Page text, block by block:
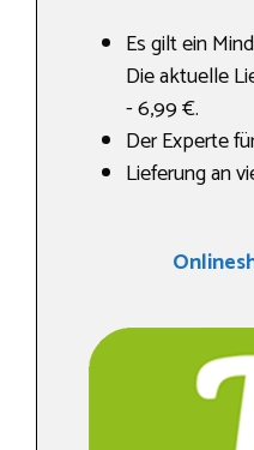
Es gilt ein
Die aktuelle
- 6,99 €.
Der Experte
Lieferung an